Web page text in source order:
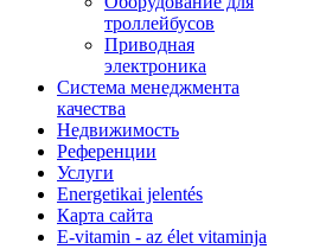
троллейбусов
Приводная
электроника
Система менеджмента
качества
Недвижимость
Референции
Услуги
Energetikai jelentés
Карта сайта
E-vitamin - az élet vitaminja